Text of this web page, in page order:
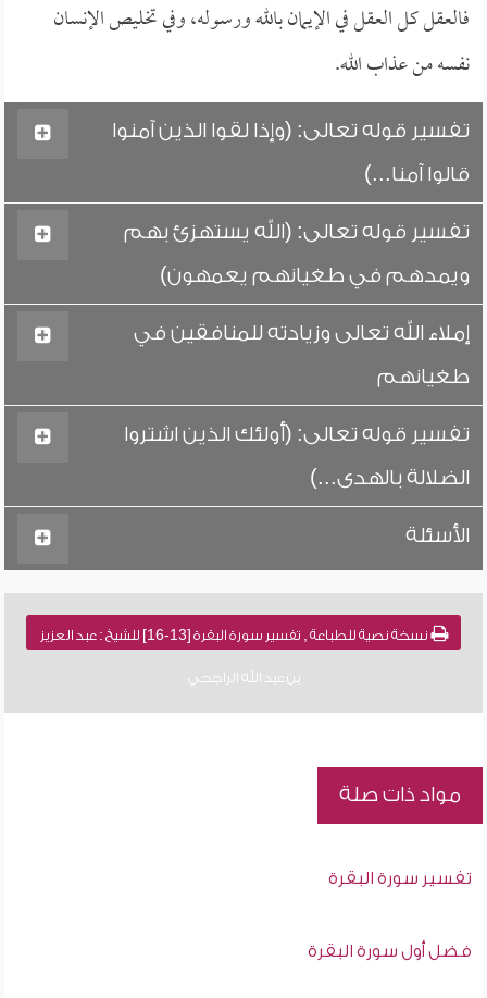
فالعقل كل العقل في الإيمان بالله ورسوله، وفي تخليص الإنسان
نفسه من عذاب الله.
تفسير قوله تعالى: (وإذا لقوا الذين آمنوا
قالوا آمنا...)
تفسير قوله تعالى: (الله يستهزئ بهم
ويمدهم في طغيانهم يعمهون)
إملاء الله تعالى وزيادته للمنافقين في
طغيانهم
تفسير قوله تعالى: (أولئك الذين اشتروا
الضلالة بالهدى...)
الأسئلة
نسخة نصية للطباعة , تفسير سورة البقرة [13-16] للشيخ : عبد العزيز
بن عبد الله الراجحي
مواد ذات صلة
تفسير سورة البقرة
فضل أول سورة البقرة